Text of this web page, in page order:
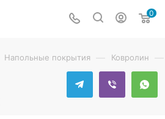
0
Напольные покрытия — Ковролин —